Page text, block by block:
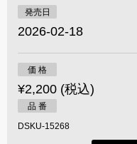
発売日
2026-02-18
価 格
¥2,200 (税込)
品 番
DSKU-15268